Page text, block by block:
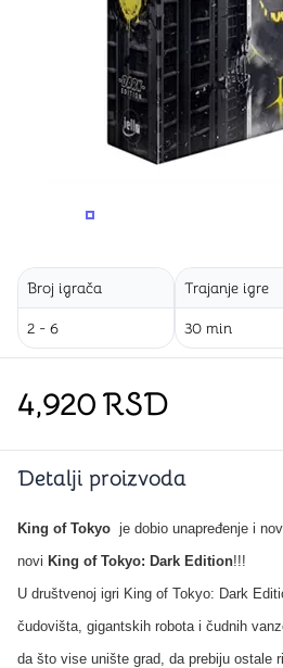
PROMENITE UGAO
Broj igrača
2 - 6
Trajanje igre
30 min
4,920RSD
Detalji proizvoda
King of Tokyo je dobio unapređenje i
novi King of Tokyo: Dark Edition!!!
U društvenoj igri King of Tokyo: Dark
čudovišta, gigantskih robota i čudnih
da što vise unište grad, da prebiju ostale